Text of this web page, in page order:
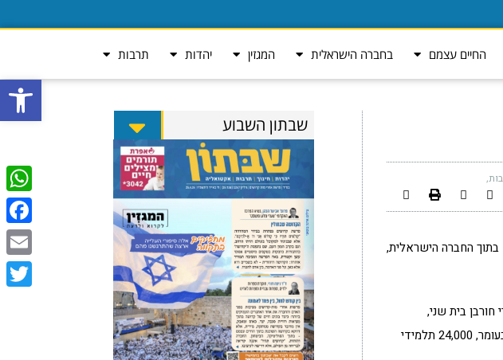
פתח
החיים עצמם בחברה הישראלית המגזין יהדות תרבות
החברה הישראלית,
בית שני,
בסביבות 100 לספירה. על פי התלמוד במסכת 'יבמות', מתו במגפה הזו, שהתרחשה בין פסח לל"ג בעומר, 24,000 תלמידי
שבתון השבוע
Email